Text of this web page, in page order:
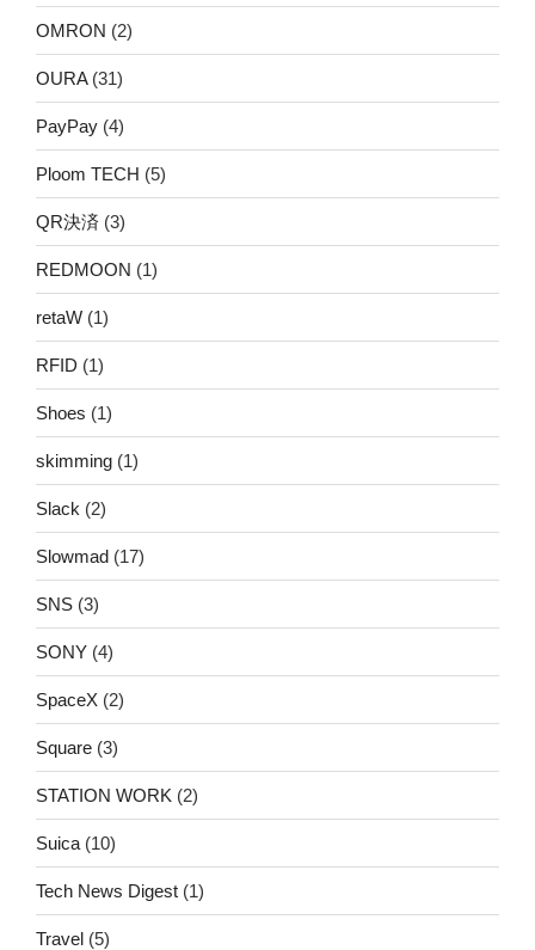
OMRON (2)
OURA(31)
PayPay (4)
Ploom TECH (5)
QR決済 (3)
REDMOON (1)
retaW (1)
RFID (1)
Shoes (1)
skimming (1)
Slack (2)
Slowmad (17)
SNS (3)
SONY (4)
SpaceX (2)
Square (3)
STATION WORK (2)
Suica (10)
Tech News Digest (1)
Travel (5)